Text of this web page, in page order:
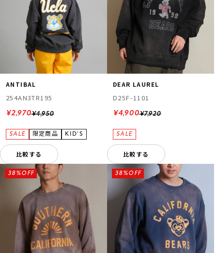
ANTIBAL
254AN3TR195
¥4,950
¥2,970
比較する
DEAR LAUREL
D25F-1101
¥7,920
¥4,900
比較する
38%OFF 38%OFF